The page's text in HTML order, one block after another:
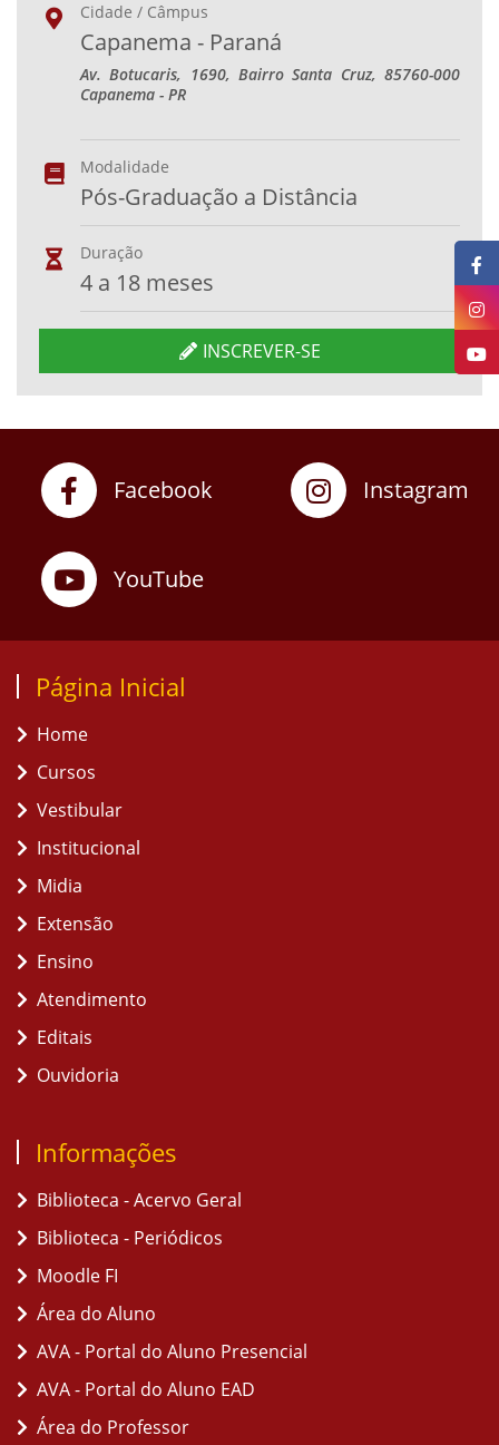
Cidade / Câmpus
Capanema - Paraná
Av. Botucaris, 1690, Bairro Santa Cruz, 85760-000
Capanema - PR
Modalidade
Pós-Graduação a Distância
Duração
4 a 18 meses
INSCREVER-SE
Facebook Instagram
YouTube
Página Inicial
Home
Cursos
Vestibular
Institucional
Midia
Extensão
Ensino
Atendimento
Editais
Ouvidoria
Informações
Biblioteca - Acervo Geral
Biblioteca - Periódicos
Moodle FI
Área do Aluno
AVA - Portal do Aluno Presencial
AVA - Portal do Aluno EAD
Área do Professor